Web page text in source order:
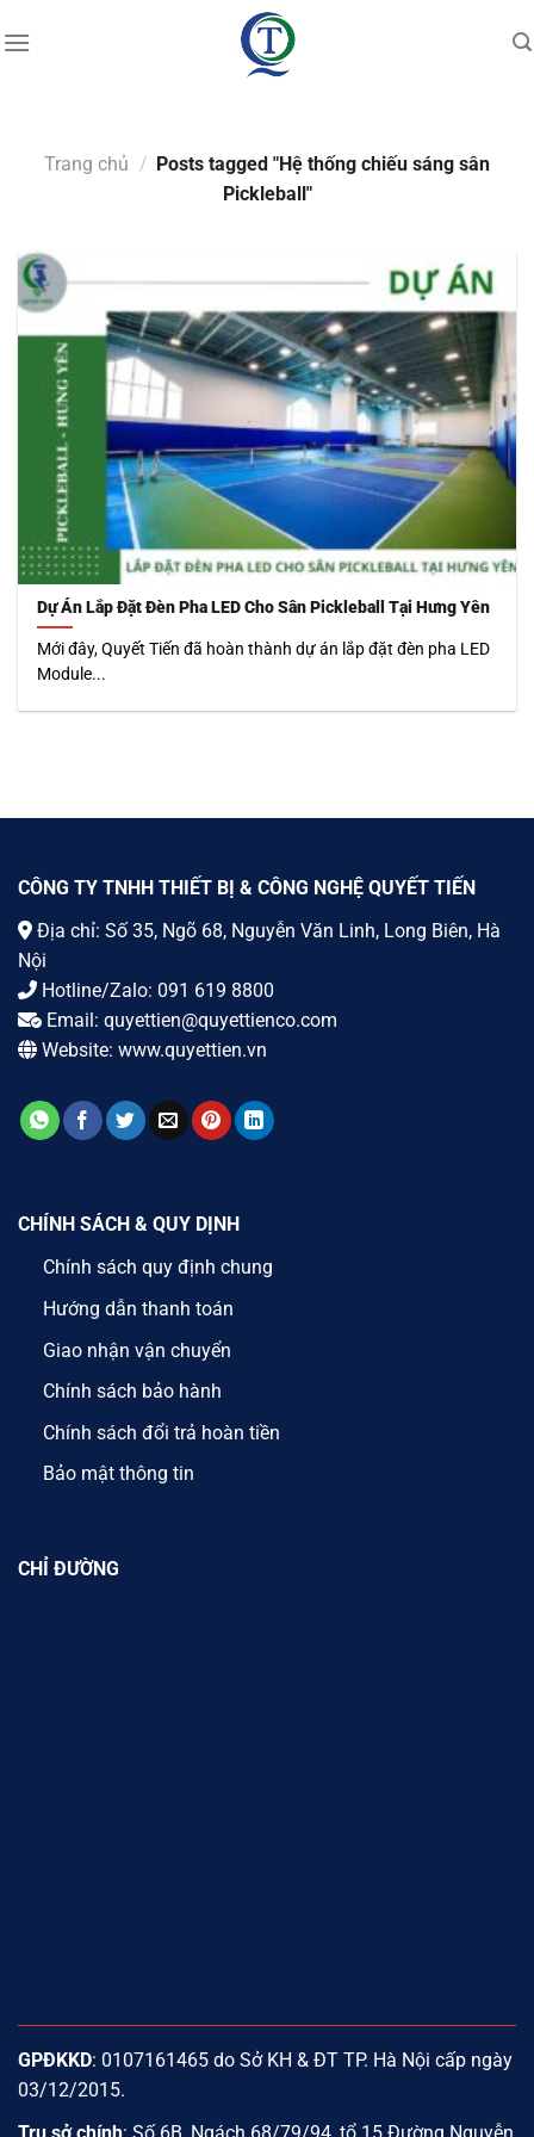
to
Trang chủ / Posts tagged "Hệ thống chiếu sáng sân
Pickleball"
Dự Án Lắp Đặt Đèn Pha LED Cho Sân Pickleball Tại Hưng Yên
Mới đây, Quyết Tiến đã hoàn thành dự án lắp đặt đèn pha LED
Module...
CÔNG TY TNHH THIẾT BỊ & CÔNG NGHỆ QUYẾT TIẾN
Địa chỉ: Số 35, Ngõ 68, Nguyễn Văn Linh, Long Biên, Hà
Nội
Hotline/Zalo: 091 619 8800
Email: quyettien@quyettienco.com
Website: www.quyettien.vn
CHÍNH SÁCH & QUY DỊNH
Chính sách quy định chung
Hướng dẫn thanh toán
Giao nhận vận chuyển
Chính sách bảo hành
Chính sách đổi trả hoàn tiền
Bảo mật thông tin
CHỈ ĐƯỜNG
GPĐKKD: 0107161465 do Sở KH & ĐT TP. Hà Nội cấp ngày
03/12/2015.